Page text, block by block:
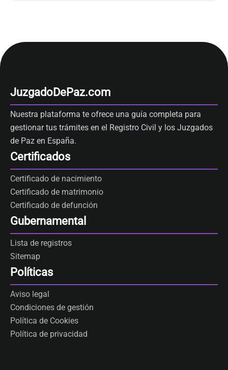
JuzgadoDePaz.com
Nuestra plataforma te ofrece una guía completa para
gestionar tus trámites en el Registro Civil y los Juzgados
de Paz en España.
Certificados
Certificado de nacimiento
Certificado de matrimonio
Certificado de defunción
Gubernamental
Lista de registros
Sitemap
Políticas
Aviso legal
Condiciones de gestión
Política de Cookies
Política de privacidad